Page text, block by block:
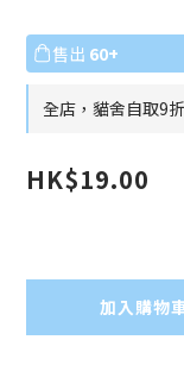
售出 60+
全店，貓舍自取9折
HK$19.00
加入購物